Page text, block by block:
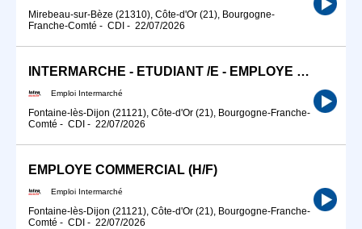
Mirebeau-sur-Bèze (21310), Côte-d'Or (21), Bourgogne-
Franche-Comté - CDI - 22/07/2026
INTERMARCHE - ETUDIANT /E - EMPLOYE COMMERCIAL W.E. (H/F)
Emploi Intermarché
Fontaine-lès-Dijon (21121), Côte-d'Or (21), Bourgogne-Franche-
Comté - CDI - 22/07/2026
EMPLOYE COMMERCIAL (H/F)
Emploi Intermarché
Fontaine-lès-Dijon (21121), Côte-d'Or (21), Bourgogne-Franche-
Comté - CDI - 22/07/2026